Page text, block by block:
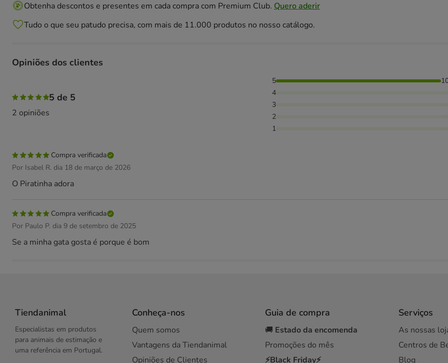
Obtenha descontos e presentes em cada compra com Premium Club. Quero aderir
Tudo o que seu patudo precisa, com mais de 11.000 produtos no nosso catálogo.
Opiniões dos clientes
5 de 5
2 opiniões
5
4
3
2
1
Compra verificada
Por Isabel R. dia 18 de março de 2026
O Piratinha adora
Compra verificada
Por Paulo P. dia 9 de setembro de 2025
Se a minha gata gosta é porque é bom
Tiendanimal
Especialistas em produtos
para animais de estimação e
uma referência em Portugal.
Conheça-nos
Quem somos
Vantagens da Tiendanimal
Opiniões de Clientes
Guia de compra
🚚 Estado da encomenda
Promoções do mês
⚡Black Friday⚡
Serviços
As nossas
Centros de
Blog